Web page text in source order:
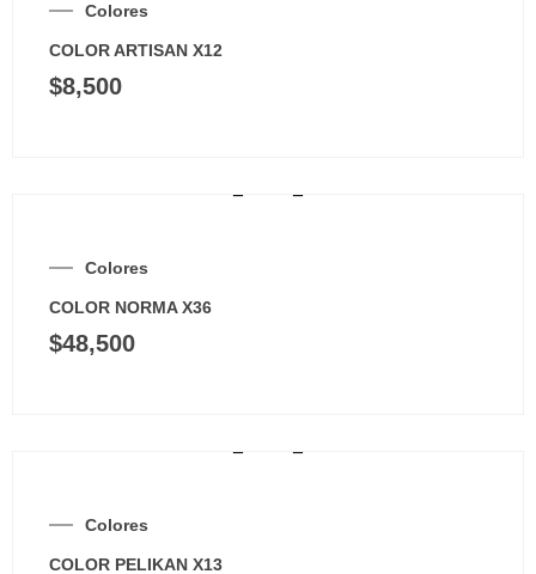
Colores
COLOR ARTISAN X12
$8,500
Colores
COLOR NORMA X36
$48,500
Colores
COLOR PELIKAN X13